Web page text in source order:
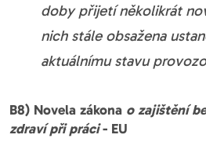
doby přijetí několikrát
nich stále obsažena
aktuálnímu stavu
B8) Novela zákona o zajištění
zdraví při práci- EU